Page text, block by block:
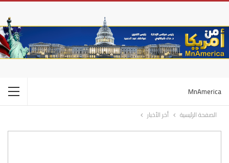
MnAmerica
الصفحة الرئيسية أخر الأخبار